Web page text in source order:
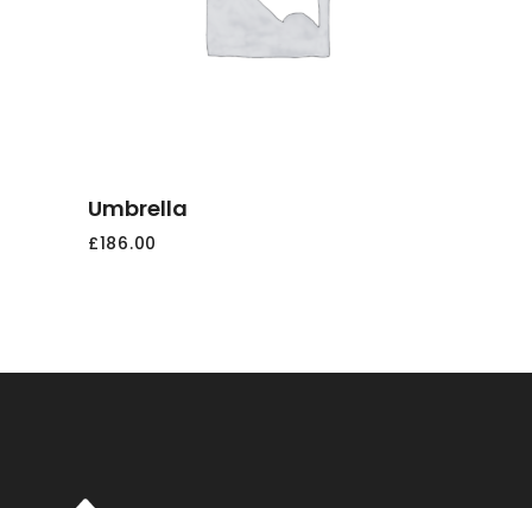
CARRELLO
Umbrella
£186.00